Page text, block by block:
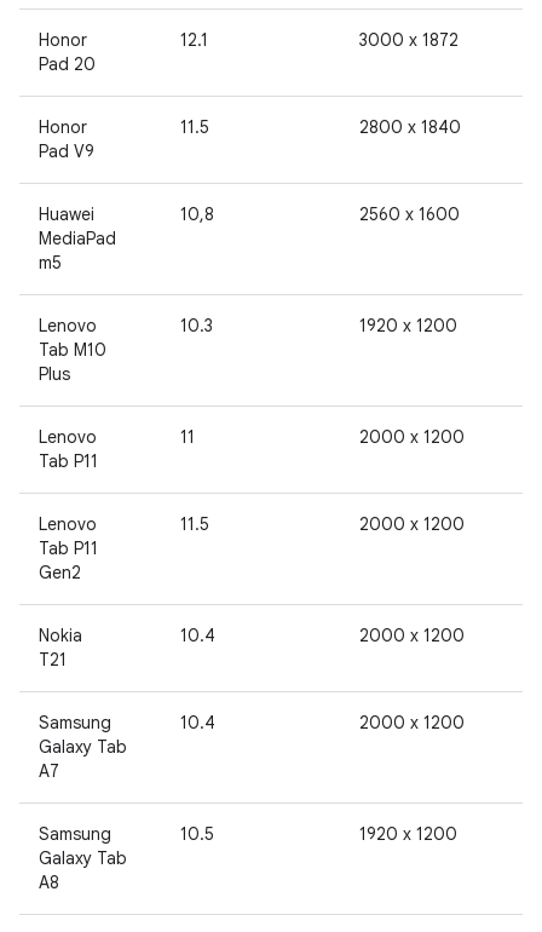
Honor
Pad 20
12.1 3000 x 1872
Honor
Pad V9
11.5 2800 x 1840
Huawei
MediaPad
m5
10,8 2560 x 1600
Lenovo
Tab M10
Plus
10.3 1920 x 1200
Lenovo
Tab P11
11 2000 x 1200
Lenovo
Tab P11
Gen2
11.5 2000 x 1200
Nokia
T21
10.4 2000 x 1200
Samsung
Galaxy Tab
A7
10.4 2000 x 1200
Samsung
Galaxy Tab
A8
10.5 1920 x 1200